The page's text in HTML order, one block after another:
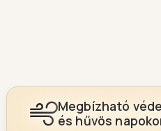
Megbízható
és hűvös